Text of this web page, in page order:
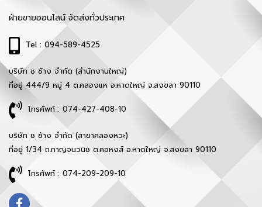
ฝ่ายขายออนไลน์ จัดส่งทั่วประเทศ
Tel : 094-589-4525
บริษัท ช ช้าง จำกัด (สำนักงานใหญ่)
ที่อยู่ 444/9 หมู่ 4 ต.คลองแห อ.หาดใหญ่ จ.สงขลา 90110
โทรศัพท์ : 074-427-408-10
บริษัท ช ช้าง จำกัด (สาขาคลองหวะ)
ที่อยู่ 1/34 ถ.กาญจนวนิช ต.คอหงส์ อ.หาดใหญ่ จ.สงขลา 90110
โทรศัพท์ : 074-209-209-10